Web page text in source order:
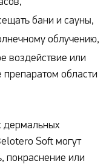
бани и сауны,
облучению,
воздействие или
области
дермальных
Soft могут
покраснение или